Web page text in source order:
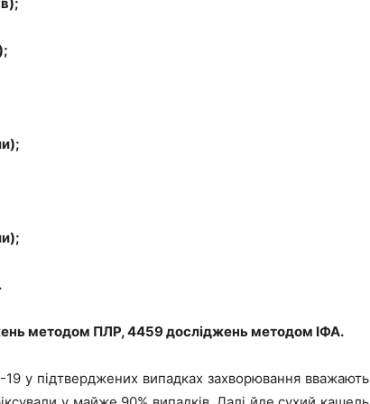
методом ПЛР, 4459 досліджень методом ІФА.
у підтверджених випадках захворювання вважають